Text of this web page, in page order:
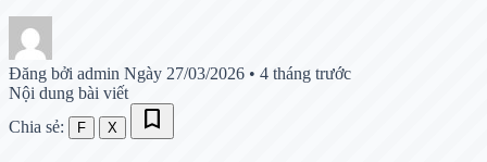
Đăng bởi admin Ngày 27/03/2026 • 4 tháng trước
Nội dung bài viết
Chia sẻ:
F X bookmark